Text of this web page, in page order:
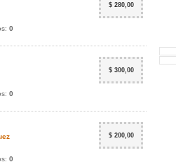
$ 280,00
0
$ 300,00
0
$ 200,00
0